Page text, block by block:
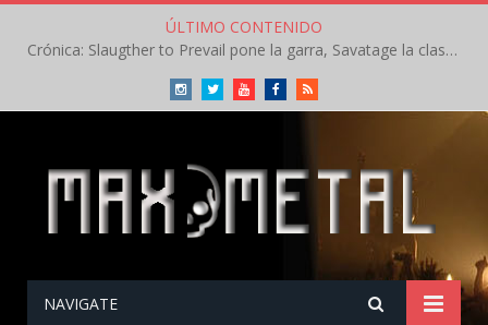
ÚLTIMO CONTENIDO
Crónica: Slaugther to Prevail pone la garra, Savatage la clase en la apertura del Leyendas del Rock – Miércoles – Agosto 2026
InstagramTwitterYoutubeFacebookRSS
NAVIGATE